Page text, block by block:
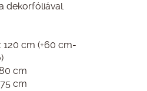
dekorfóliával.
120 cm (+60 cm-
cm
cm